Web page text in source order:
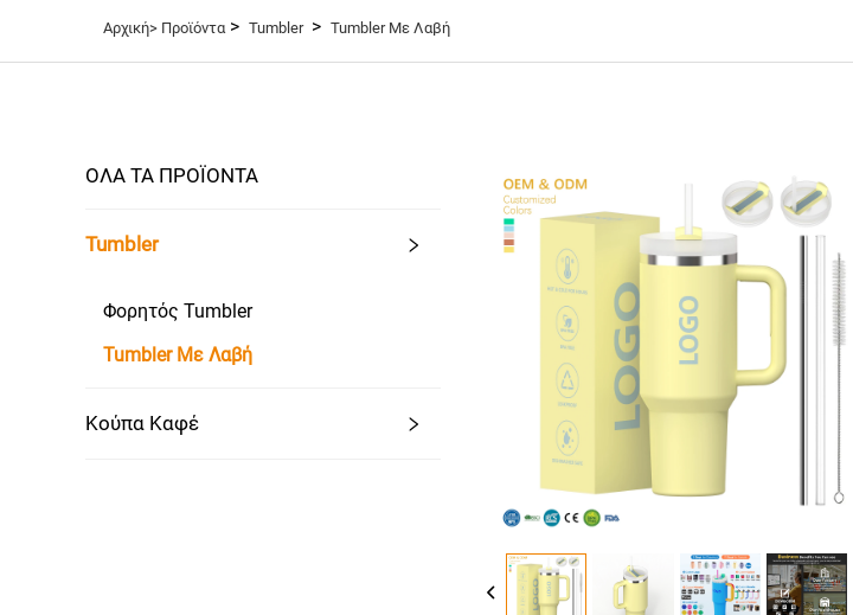
Αρχική> Προϊόντα> Tumbler > Tumbler Με Λαβή
ΟΛΑ ΤΑ ΠΡΟΪΟΝΤΑ
Tumbler
Φορητός Tumbler
Tumbler Με Λαβή
Κούπα Καφέ